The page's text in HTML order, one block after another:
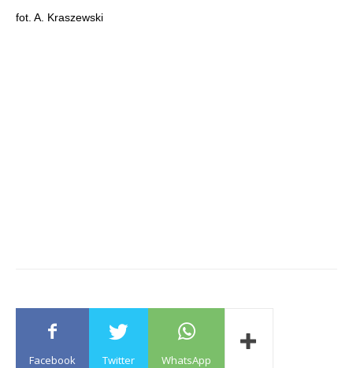
fot. A. Kraszewski
Facebook Twitter WhatsApp